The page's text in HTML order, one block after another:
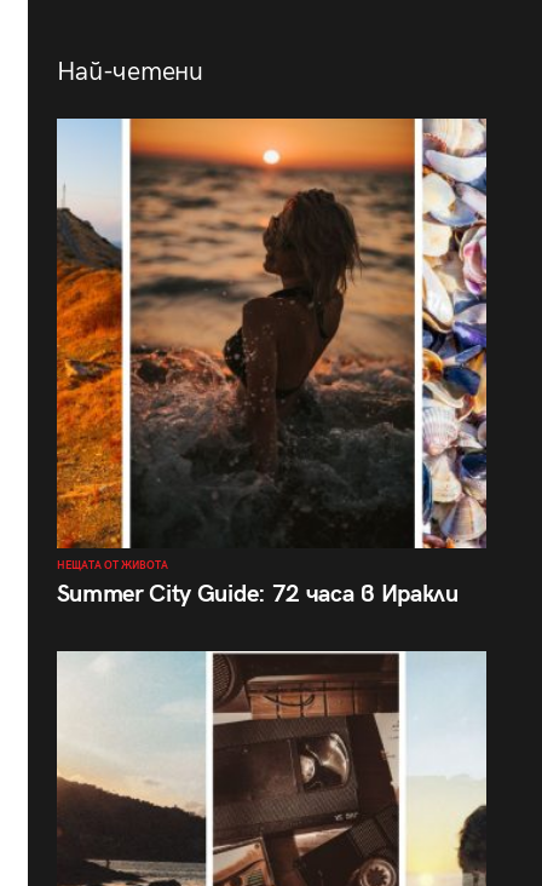
Най-четени
НЕЩАТА ОТ ЖИВОТА
Summer City Guide: 72 часа в Иракли